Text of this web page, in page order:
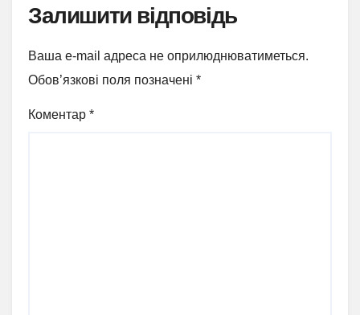
Залишити відповідь
Ваша e-mail адреса не оприлюднюватиметься.
Обов’язкові поля позначені *
Коментар *